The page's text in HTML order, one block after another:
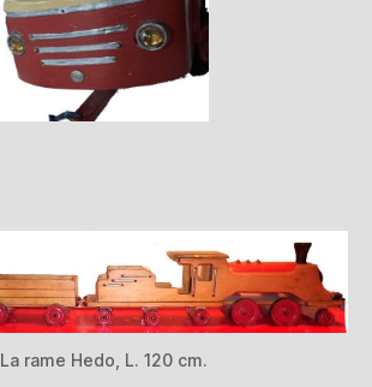
La rame Hedo, L. 120 cm.